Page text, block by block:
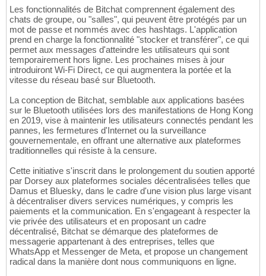
Les fonctionnalités de Bitchat comprennent également des
chats de groupe, ou "salles", qui peuvent être protégés par un
mot de passe et nommés avec des hashtags. L'application
prend en charge la fonctionnalité "stocker et transférer", ce qui
permet aux messages d'atteindre les utilisateurs qui sont
temporairement hors ligne. Les prochaines mises à jour
introduiront Wi-Fi Direct, ce qui augmentera la portée et la
vitesse du réseau basé sur Bluetooth.
La conception de Bitchat, semblable aux applications basées
sur le Bluetooth utilisées lors des manifestations de Hong Kong
en 2019, vise à maintenir les utilisateurs connectés pendant les
pannes, les fermetures d'Internet ou la surveillance
gouvernementale, en offrant une alternative aux plateformes
traditionnelles qui résiste à la censure.
Cette initiative s'inscrit dans le prolongement du soutien apporté
par Dorsey aux plateformes sociales décentralisées telles que
Damus et Bluesky, dans le cadre d'une vision plus large visant
à décentraliser divers services numériques, y compris les
paiements et la communication. En s'engageant à respecter la
vie privée des utilisateurs et en proposant un cadre
décentralisé, Bitchat se démarque des plateformes de
messagerie appartenant à des entreprises, telles que
WhatsApp et Messenger de Meta, et propose un changement
radical dans la manière dont nous communiquons en ligne.